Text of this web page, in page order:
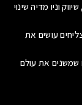
וניו מדיה שינוי
עושים את
שמשנים את עולם